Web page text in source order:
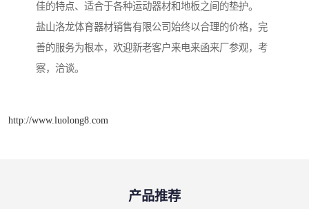
佳的特点、适合于各种运动器材和地板之间的垫护。
盐山洛龙体育器材销售有限公司始终以合理的价格，完
善的服务为根本，欢迎新老客户来电来函来厂参观，考
察，洽谈。
http://www.luolong8.com
产品推荐